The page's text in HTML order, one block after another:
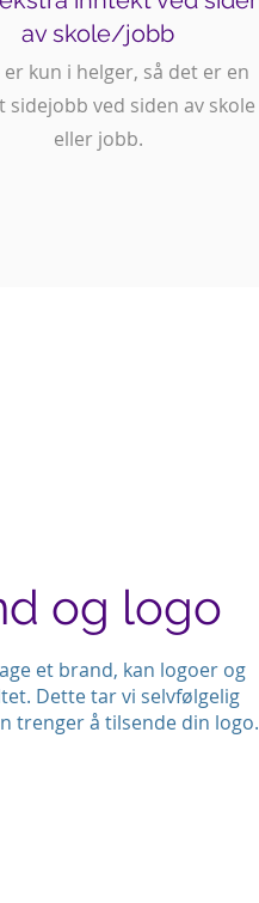
av skole/jobb
kun i helger, så det er en
sidejobb ved siden av skole
eller jobb.
og logo
et brand, kan logoer og
Dette tar vi selvfølgelig
trenger å tilsende din logo.